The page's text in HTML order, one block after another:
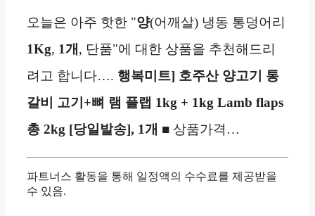
오늘은 아주 핫한 "양(어깨살) 냉동 통덩어리
1Kg, 1개 , 단품"에 대한 상품을 추천해드리
려고 합니다…. 행복미트] 호주산 양고기 통
갈비 고기+뼈 램 플랩 1kg + 1kg Lamb flaps
총 2kg [당일발송], 1개 ■ 상품가격…
파트너스 활동을 통해 일정액의 수수료를 제공받을
수 있음.